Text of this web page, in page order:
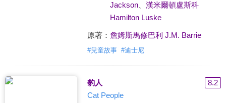
Jackson、 漢米爾頓盧斯科
Hamilton Luske
原著： 詹姆斯馬修巴利 J.M. Barrie
#兒童故事 #迪士尼
豹人
8.2
Cat People